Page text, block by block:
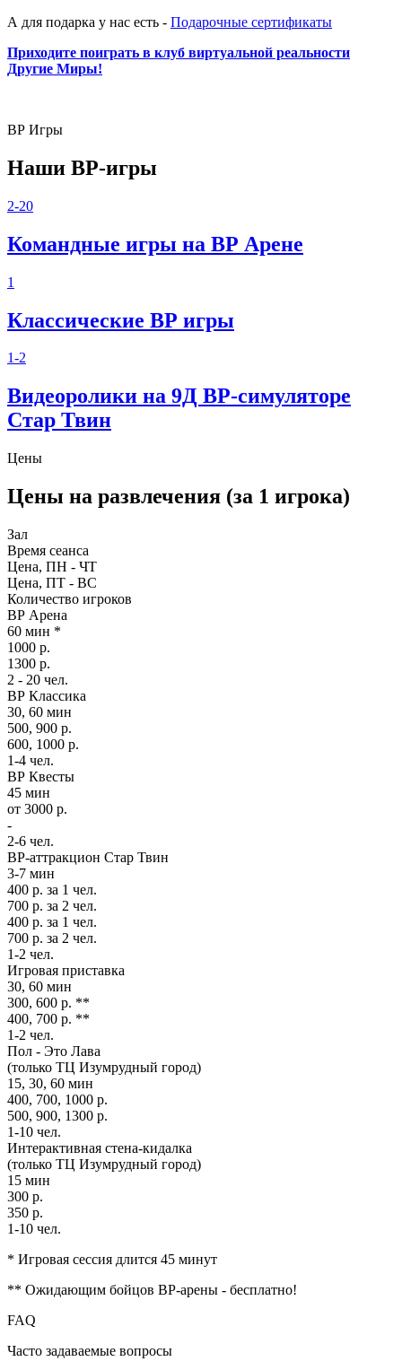
А для подарка у нас есть - Подарочные сертификаты
Приходите поиграть в клуб виртуальной реальности
Другие Миры!
ВР Игры
Наши ВР-игры
2-20
Командные игры на ВР Арене
1
Классические ВР игры
1-2
Видеоролики на 9Д ВР-симуляторе
Стар Твин
Цены
Цены на развлечения (за 1 игрока)
Зал
Время сеанса
Цена, ПН - ЧТ
Цена, ПТ - ВС
Количество игроков
ВР Арена
60 мин *
1000 р.
1300 р.
2 - 20 чел.
ВР Классика
30, 60 мин
500, 900 р.
600, 1000 р.
1-4 чел.
ВР Квесты
45 мин
от 3000 р.
-
2-6 чел.
ВР-аттракцион Стар Твин
3-7 мин
400 р. за 1 чел.
700 р. за 2 чел.
400 р. за 1 чел.
700 р. за 2 чел.
1-2 чел.
Игровая приставка
30, 60 мин
300, 600 р. **
400, 700 р. **
1-2 чел.
Пол - Это Лава
(только ТЦ Изумрудный город)
15, 30, 60 мин
400, 700, 1000 р.
500, 900, 1300 р.
1-10 чел.
Интерактивная стена-кидалка
(только ТЦ Изумрудный город)
15 мин
300 р.
350 р.
1-10 чел.
* Игровая сессия длится 45 минут
** Ожидающим бойцов ВР-арены - бесплатно!
FAQ
Часто задаваемые вопросы